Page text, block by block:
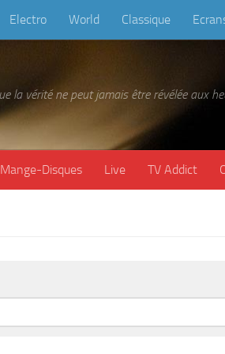
Electro World Classique
la vérité ne peut jamais être révélée aux
Mange-Disques Live TV Addict